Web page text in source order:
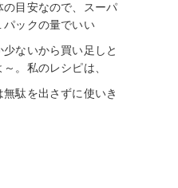
の目安なので、スーパ
パックの量でいい
少ないから買い足 しと
～。私のレシピは、
無駄を出 さずに使いき